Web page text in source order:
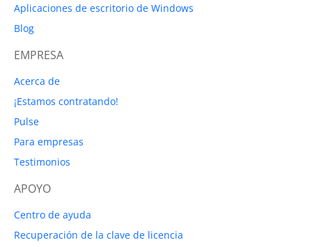
Aplicaciones de escritorio de Windows
Blog
EMPRESA
Acerca de
¡Estamos contratando!
Pulse
Para empresas
Testimonios
APOYO
Centro de ayuda
Recuperación de la clave de licencia